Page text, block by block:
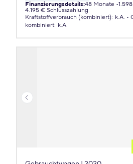
Finanzierungsdetails:48 Monate
4.195 € Schlusszahlung
Kraftstoffverbrauch (kombiniert): k.A.
kombiniert: k.A.